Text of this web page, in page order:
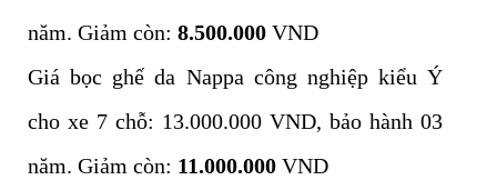
năm. Giảm còn: 8.500.000 VND
Giá bọc ghế da Nappa công nghiệp kiểu Ý
cho xe 7 chỗ: 13.000.000 VND, bảo hành 03
năm. Giảm còn: 11.000.000 VND